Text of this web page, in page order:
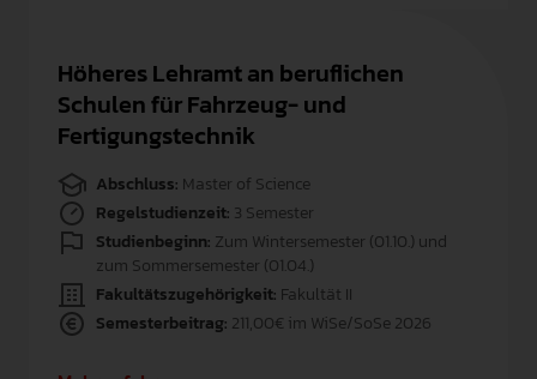
Höheres Lehramt an beruflichen
Schulen für Fahrzeug- und
Fertigungstechnik
Abschluss: Master of Science
Regelstudienzeit: 3 Semester
Studienbeginn: Zum Wintersemester (01.10.) und
zum Sommersemester (01.04.)
Fakultätszugehörigkeit: Fakultät II
Semesterbeitrag: 211,00€ im WiSe/SoSe 2026